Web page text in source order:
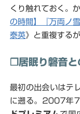
くり触れておく。
の時間】『万両
泰英》と重複する
❒居眠り磐音と
最初の出会いはテ
に遡る。2007年